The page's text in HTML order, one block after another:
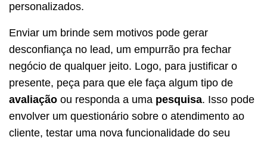
personalizados.
Enviar um brinde sem motivos pode gerar
desconfiança no lead, um empurrão pra fechar
negócio de qualquer jeito. Logo, para justificar o
presente, peça para que ele faça algum tipo de
avaliação ou responda a uma pesquisa. Isso pode
envolver um questionário sobre o atendimento ao
cliente, testar uma nova funcionalidade do seu